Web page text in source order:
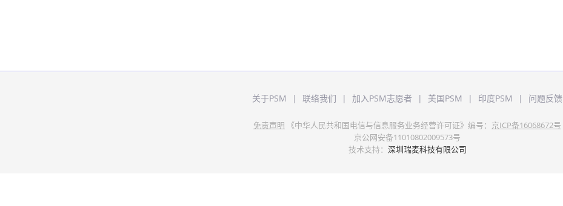
关于PSM | 联络我们 | 加入PSM志愿者 | 美国PSM | 印度PSM | 问题反馈
免责声明 《中华人民共和国电信与信息服务业务经营许可证》编号： 京ICP备16068672号
京公网安备11010802009573号
技术支持： 深圳瑞麦科技有限公司